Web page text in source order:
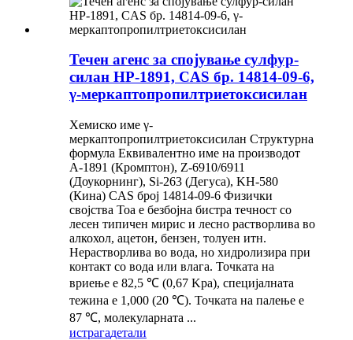
Течен агенс за спојување сулфур-
силан HP-1891, CAS бр. 14814-09-6,
γ-меркаптопропилтриетоксисилан
Хемиско име γ-
меркаптопропилтриетоксисилан Структурна
формула Еквивалентно име на производот
A-1891 (Кромптон), Z-6910/6911
(Доукорнинг), Si-263 (Дегуса), KH-580
(Кина) CAS број 14814-09-6 Физички
својства Тоа е безбојна бистра течност со
лесен типичен мирис и лесно растворлива во
алкохол, ацетон, бензен, толуен итн.
Нерастворлива во вода, но хидролизира при
контакт со вода или влага. Точката на
вриење е 82,5 ℃ (0,67 Kpa), специјалната
тежина е 1,000 (20 ℃). Точката на палење е
87 ℃, молекуларната ...
истрагадетали